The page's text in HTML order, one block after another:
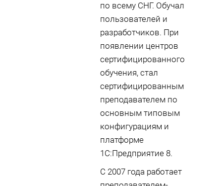
по всему СНГ. Обучал
пользователей и
разработчиков. При
появлении центров
сертифицированного
обучения, стал
сертифицированным
преподавателем по
основным типовым
конфигурациям и
платформе
1С:Предприятие 8.
С 2007 года работает